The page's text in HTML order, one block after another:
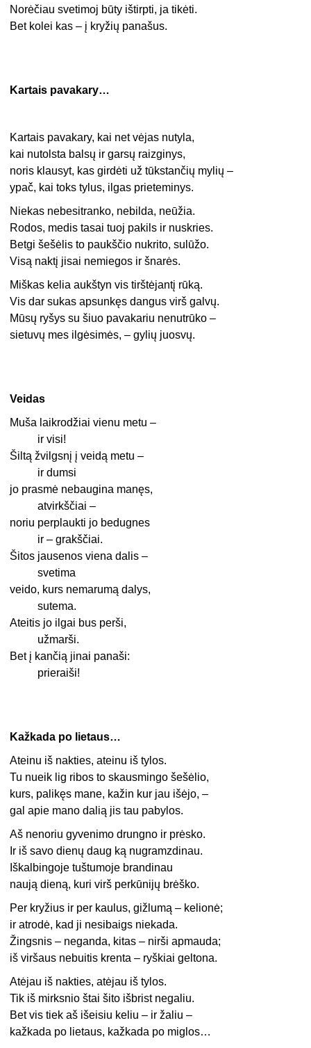
Norėčiau svetimoj būty ištirpti, ja tikėti.
Bet kolei kas – į kryžių panašus.
Kartais pavakary…
Kartais pavakary, kai net vėjas nutyla,
kai nutolsta balsų ir garsų raizginys,
noris klausyt, kas girdėti už tūkstančių mylių –
ypač, kai toks tylus, ilgas prieteminys.
Niekas nebesitranko, nebilda, neūžia.
Rodos, medis tasai tuoj pakils ir nuskries.
Betgi šešėlis to paukščio nukrito, sulūžo.
Visą naktį jisai nemiegos ir šnarės.
Miškas kelia aukštyn vis tirštėjantį rūką.
Vis dar sukas apsunkęs dangus virš galvų.
Mūsų ryšys su šiuo pavakariu nenutrūko –
sietuvų mes ilgėsimės, – gylių juosvų.
Veidas
Muša laikrodžiai vienu metu –
ir visi!
Šiltą žvilgsnį į veidą metu –
ir dumsi
jo prasmė nebaugina manęs,
atvirkščiai –
noriu perplaukti jo bedugnes
ir – grakščiai.
Šitos jausenos viena dalis –
svetima
veido, kurs nemarumą dalys,
sutema.
Ateitis jo ilgai bus perši,
užmarši.
Bet į kančią jinai panaši:
prieraiši!
Kažkada po lietaus…
Ateinu iš nakties, ateinu iš tylos.
Tu nueik lig ribos to skausmingo šešėlio,
kurs, palikęs mane, kažin kur jau išėjo, –
gal apie mano dalią jis tau pabylos.
Aš nenoriu gyvenimo drungno ir prėsko.
Ir iš savo dienų daug ką nugramzdinau.
Iškalbingoje tuštumoje brandinau
naują dieną, kuri virš perkūnijų brėško.
Per kryžius ir per kaulus, gižlumą – kelionė;
ir atrodė, kad ji nesibaigs niekada.
Žingsnis – neganda, kitas – nirši apmauda;
iš viršaus nebuitis krenta – ryškiai geltona.
Atėjau iš nakties, atėjau iš tylos.
Tik iš mirksnio štai šito išbrist negaliu.
Bet vis tiek aš išeisiu keliu – ir žaliu –
kažkada po lietaus, kažkada po miglos…